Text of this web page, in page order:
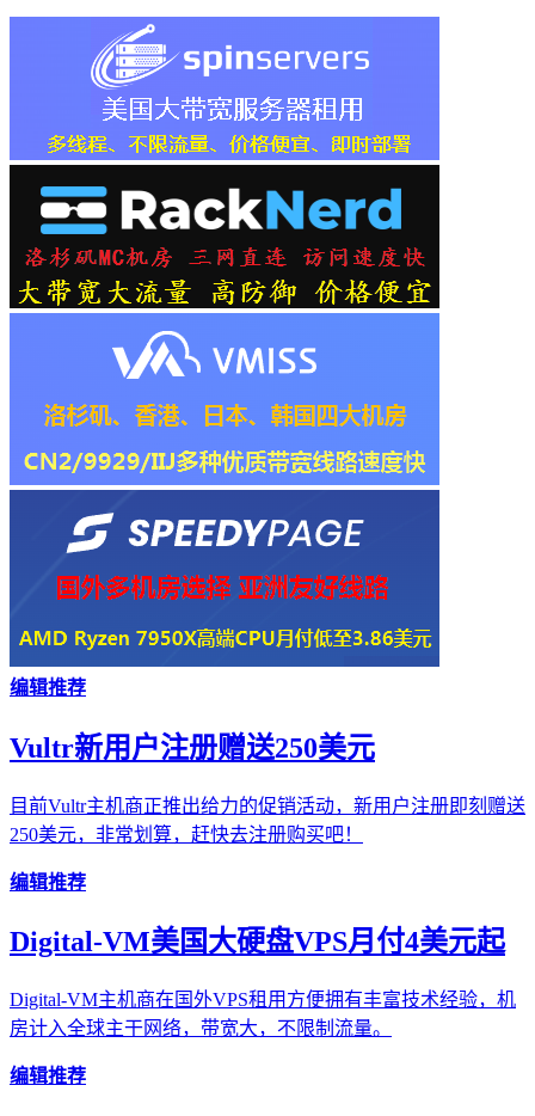
编辑推荐
Vultr新用户注册赠送250美元
目前Vultr主机商正推出给力的促销活动，新用户注册即刻赠送
250美元，非常划算，赶快去注册购买吧！
编辑推荐
Digital-VM美国大硬盘VPS月付4美元起
Digital-VM主机商在国外VPS租用方便拥有丰富技术经验，机
房计入全球主干网络，带宽大，不限制流量。
编辑推荐